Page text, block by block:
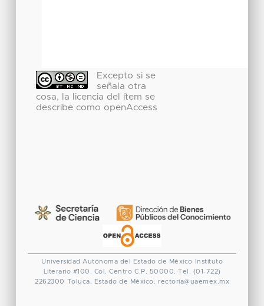
Excepto si se
señala otra
cosa, la licencia del ítem se
describe como openAccess
Universidad Autónoma del Estado de México
Instituto
Literario #100. Col. Centro C.P. 50000. Tel. (01-722)
2262300 Toluca, Estado de México. rectoria@uaemex.mx